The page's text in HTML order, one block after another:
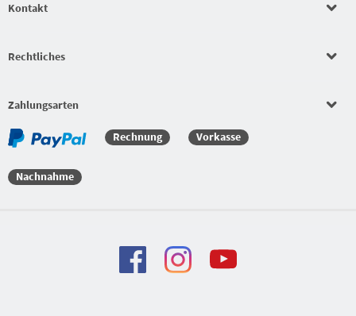
Kontakt
Rechtliches
Zahlungsarten
Rechnung Vorkasse
Nachnahme